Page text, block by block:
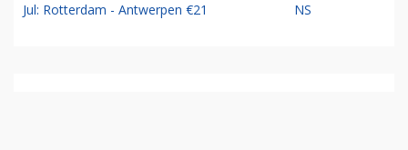
Jul: Rotterdam - Antwerpen €21 NS